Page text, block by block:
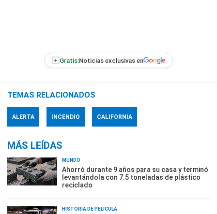
+ Gratis:Noticias exclusivas en
TEMAS RELACIONADOS
ALERTA INCENDIO CALIFORNIA
MÁS LEÍDAS
MUNDO
Ahorró durante 9 años para su casa y terminó
levantándola con 7.5 toneladas de plástico
reciclado
HISTORIA DE PELÍCULA